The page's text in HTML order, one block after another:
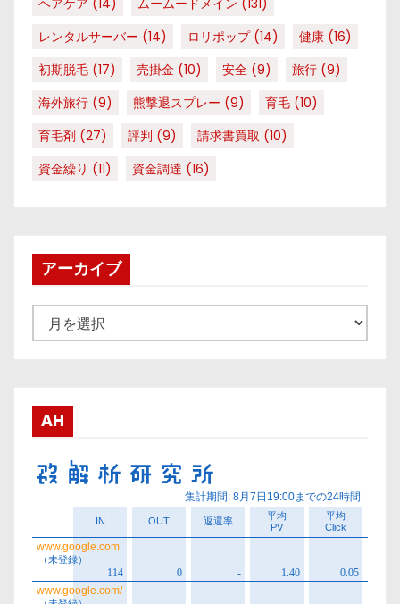
レンタルサーバー (14) ロリポップ(14) 健康 (16)
初期脱毛 (17) 売掛金 (10) 安全 (9) 旅行 (9)
海外旅行 (9) 熊撃退スプレー (9) 育毛 (10)
育毛剤 (27) 評判 (9) 請求書買取 (10)
資金繰り (11) 資金調達 (16)
アーカイブ
ー
ブ
AH